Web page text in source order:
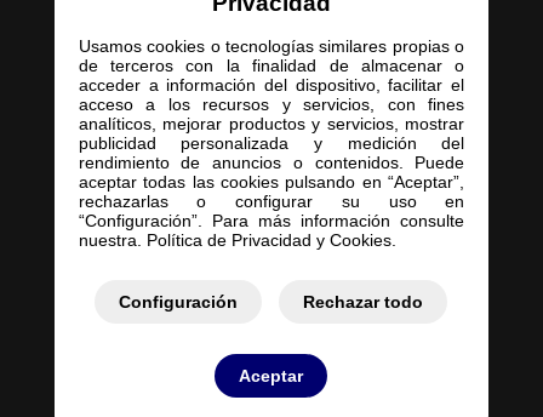
Usamos cookies o tecnologías similares propias o
de terceros con la finalidad de almacenar o
acceder a información del dispositivo, facilitar el
acceso a los recursos y servicios, con fines
analíticos, mejorar productos y servicios, mostrar
publicidad personalizada y medición del
rendimiento de anuncios o contenidos. Puede
aceptar todas las cookies pulsando en “Aceptar”,
rechazarlas o configurar su uso en
“Configuración”. Para más información consulte
nuestra. Política de Privacidad y Cookies.
Configuración Rechazar todo
Aceptar
Inicio
Empresa
Servicios
Contacto
Mis Pedidos